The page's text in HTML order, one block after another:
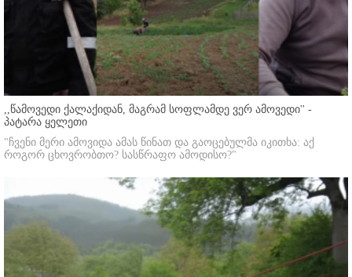
,,წამოვედი ქალაქიდან, მაგრამ სოფლამდე ვერ ამოვედი'' -
პატარა ყელეთი
"ჩვენი მერი ამოვიდა ამას წინათ და გაოცებულმა იკითხა: აქ
როგორ ცხოვრობთო? სასწრაფო ამოდისო?"